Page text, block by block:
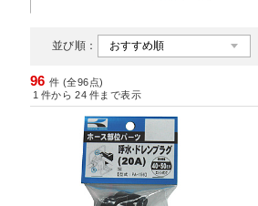
並び順：
96 件 (全96点)
1 件から 24 件まで表示